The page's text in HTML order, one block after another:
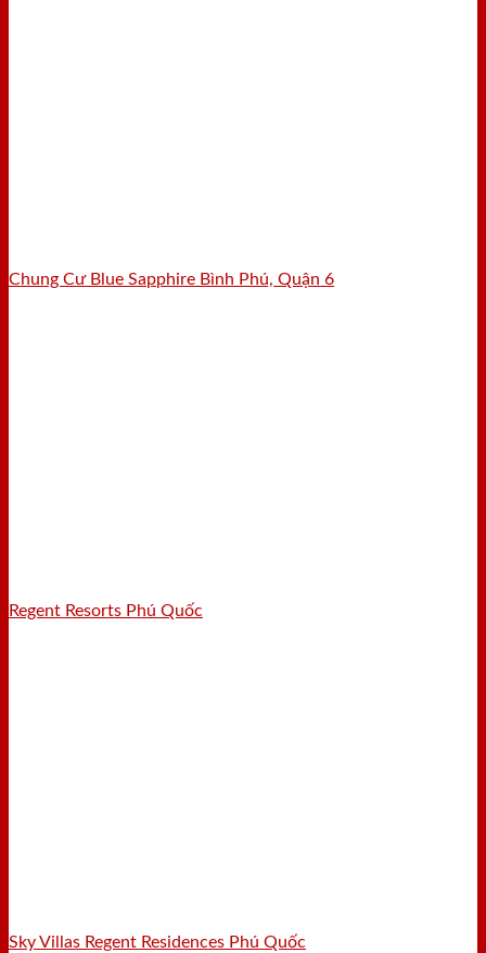
Chung Cư Blue Sapphire Bình Phú, Quận 6
Regent Resorts Phú Quốc
Sky Villas Regent Residences Phú Quốc